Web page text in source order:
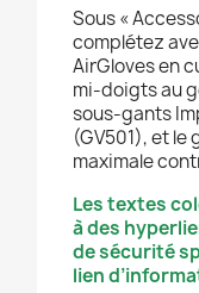
Sous «
complétez
AirGloves en
mi-doigts au
sous-gants
(GV501), et
maximale
Les textes
à des
de sécurité
lien